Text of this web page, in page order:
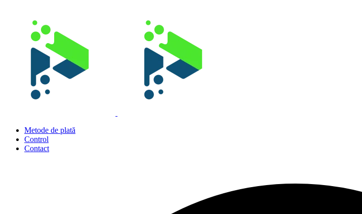
Metode de plată
Control
Contact